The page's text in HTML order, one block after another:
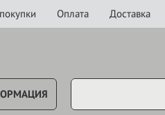
Оплата Доставка